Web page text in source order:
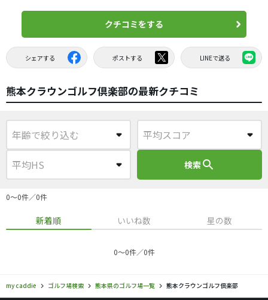
クチコミをする
シェアする ポストする LINEで送る
熊本クラウンゴルフ倶楽部の最新クチコミ
検索search
0〜0件／0件
新着順 いいね数 星の数
0〜0件／0件
my caddie ゴルフ場検索 熊本県のゴルフ場一覧 熊本クラウンゴルフ倶楽部